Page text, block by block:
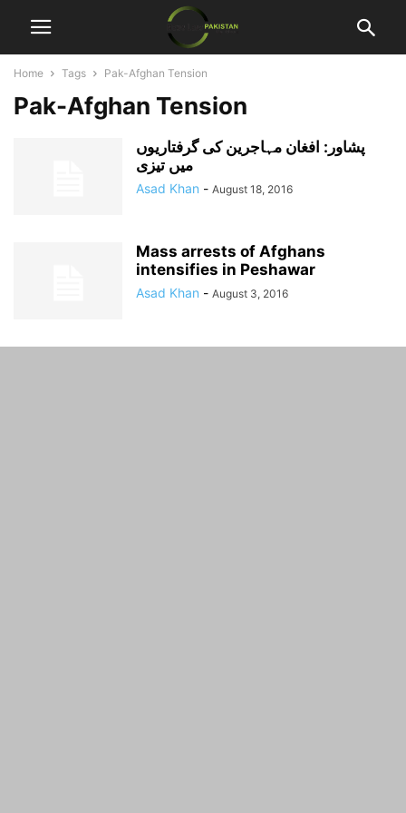
Home Tags Pak-Afghan Tension
Pak-Afghan Tension
پشاور: افغان مہاجرین کی گرفتاریوں
میں تیزی
Asad Khan - August 18, 2016
Mass arrests of Afghans
intensifies in Peshawar
Asad Khan - August 3, 2016